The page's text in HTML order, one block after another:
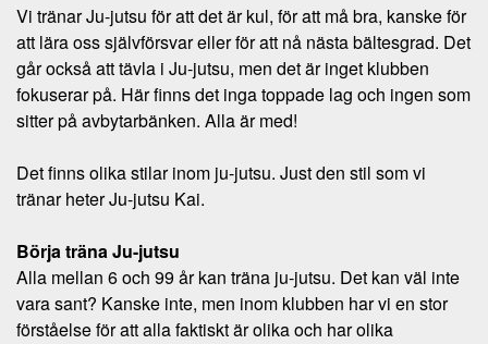
Vi tränar Ju-jutsu för att det är kul, för att må bra, kanske för
att lära oss självförsvar eller för att nå nästa bältesgrad. Det
går också att tävla i Ju-jutsu, men det är inget klubben
fokuserar på. Här finns det inga toppade lag och ingen som
sitter på avbytarbänken. Alla är med!
Det finns olika stilar inom ju-jutsu. Just den stil som vi
tränar heter Ju-jutsu Kai.
Börja träna Ju-jutsu
Alla mellan 6 och 99 år kan träna ju-jutsu. Det kan väl inte
vara sant? Kanske inte, men inom klubben har vi en stor
förståelse för att alla faktiskt är olika och har olika